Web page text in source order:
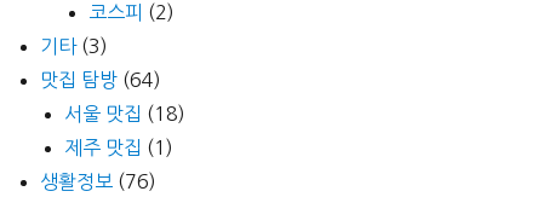
코스피 (2)
기타(3)
맛집 탐방 (64)
서울 맛집 (18)
제주 맛집 (1)
생활정보 (76)